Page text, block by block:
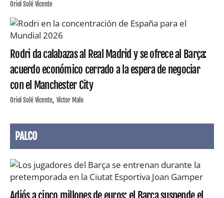
Oriol Solé Vicente
Rodri da calabazas al Real Madrid y se ofrece al Barça:
acuerdo económico cerrado a la espera de negociar
con el Manchester City
Oriol Solé Vicente Víctor Malo
PALCO